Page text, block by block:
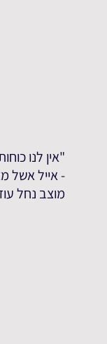
"אין לנו
- אייל אשל
מוצב נחל